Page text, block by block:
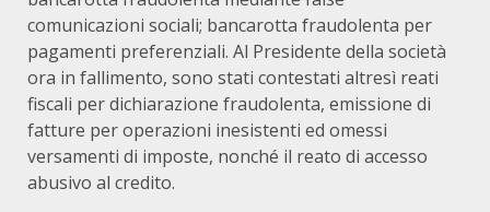
comunicazioni sociali; bancarotta fraudolenta per
pagamenti preferenziali. Al Presidente della società
ora in fallimento, sono stati contestati altresì reati
fiscali per dichiarazione fraudolenta, emissione di
fatture per operazioni inesistenti ed omessi
versamenti di imposte, nonché il reato di accesso
abusivo al credito.